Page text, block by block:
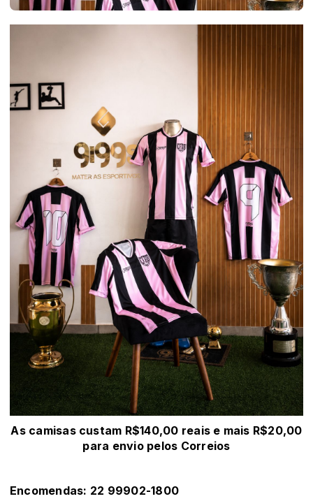
As camisas custam R$140,00 reais e mais R$20,00
para envio pelos Correios
Encomendas: 22 99902-1800